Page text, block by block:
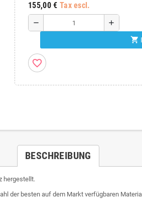
155,00 € Tax escl.
remove add
shopping_cart
favorite_border
BESCHREIBUNG
hergestellt.
der besten auf dem Markt verfügbaren